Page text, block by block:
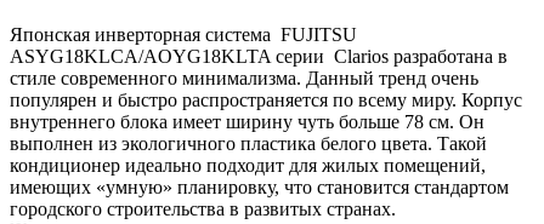
Японская инверторная система FUJITSU
ASYG18KLCA/AOYG18KLTA серии Clarios разработана в
стиле современного минимализма. Данный тренд очень
популярен и быстро распространяется по всему миру. Корпус
внутреннего блока имеет ширину чуть больше 78 см. Он
выполнен из экологичного пластика белого цвета. Такой
кондиционер идеально подходит для жилых помещений,
имеющих «умную» планировку, что становится стандартом
городского строительства в развитых странах.